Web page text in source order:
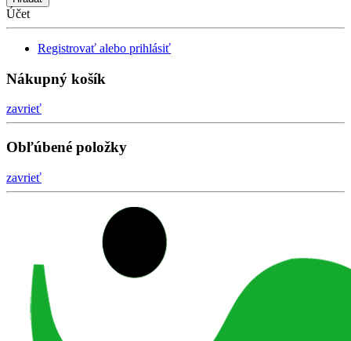
Účet
Registrovať alebo prihlásiť
Nákupný košík
zavrieť
Obľúbené položky
zavrieť